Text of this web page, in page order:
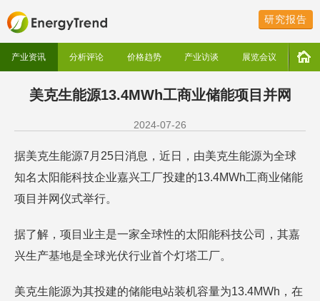
研究报告
产业资讯 分析评论 价格趋势 产业访谈 展览会议
美克生能源13.4MWh工商业储能项目并网
2024-07-26
据美克生能源7月25日消息，近日，由美克生能源为全球
知名太阳能科技企业嘉兴工厂投建的13.4MWh工商业储能
项目并网仪式举行。
据了解，项目业主是一家全球性的太阳能科技公司，其嘉
兴生产基地是全球光伏行业首个灯塔工厂。
美克生能源为其投建的储能电站装机容量为13.4MWh，在